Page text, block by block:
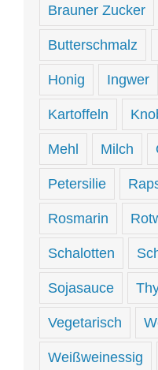
Brauner Zucker
Butterschmalz
Honig Ingwer
Kartoffeln
Mehl Milch
Petersilie
Rosmarin
Schalotten
Sojasauce
Vegetarisch
Weißweinessig